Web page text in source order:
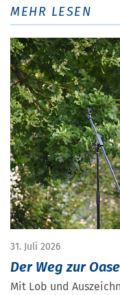
MEHR LESEN
31. Juli 2026
Der Weg zur Oase
Mit Lob und